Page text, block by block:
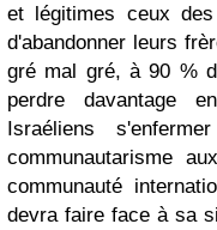
et légitimes ceux
d'abandonner leurs
gré mal gré, à 90 %
perdre davantage
Israéliens
communautarisme
communauté
devra faire face à sa